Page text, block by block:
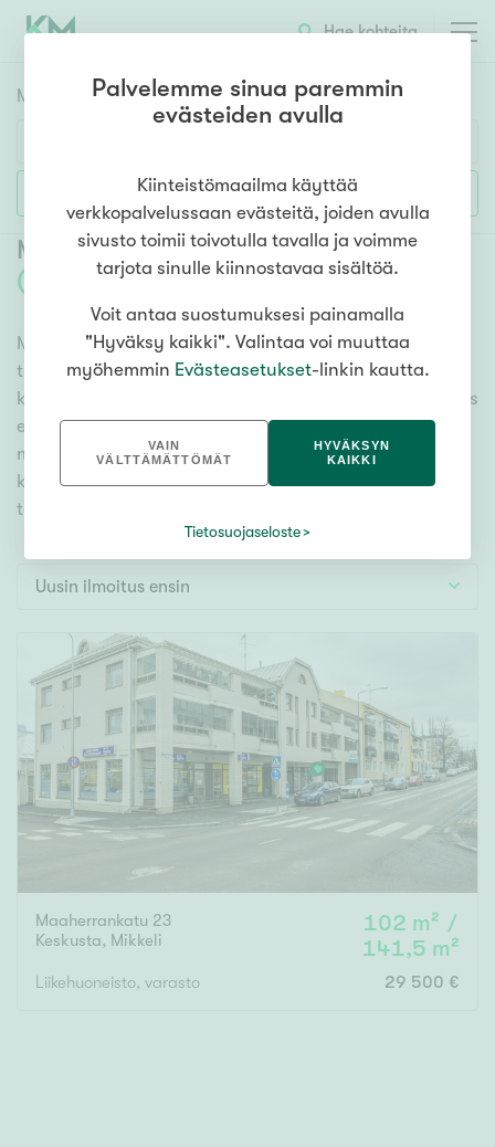
Hae kohteita
Myyntikohteet
Huoneluku
1h 2h 3h 4h 5h+
Asuntotyyppi
Kerros-/luhtitalo
Rivitalo/paritalo
Omakoti-/erillistalo
Maa- tai metsätila
Vapaa-ajan asunto
Muut
Hinta
000 000 €
Lisää hakuehtoja
Myytävät toimitilat Mikkeli Keskusta
(
Meiltä löydät myytävät toimitilat Mikkeli Keskusta, oli
tarpeesi mikä vain! Tuhansien kohteiden ja satojen
kiinteistönvälittäjien verkostomme auttaa sinua kenties
elämäsi tärkeimmässä päätöksessä. Katso alta kaikki
myytävät toimitilat Mikkeli Keskusta. Hyödynnä myös
kätevää hakutyökaluamme, jonka avulla löydät omien
toiveidesi mukaisen kodin.
Uusin ilmoitus ensin
Maaherrankatu 23
Keskusta, Mikkeli
102 m² /
141,5 m²
Liikehuoneisto, varasto 29 500 €
Palvelemme sinua paremmin
evästeiden avulla
Kiinteistömaailma käyttää
verkkopalvelussaan evästeitä, joiden avulla
sivusto toimii toivotulla tavalla ja voimme
tarjota sinulle kiinnostavaa sisältöä.
Voit antaa suostumuksesi painamalla
"Hyväksy kaikki". Valintaa voi muuttaa
myöhemmin Evästeasetukset-linkin kautta.
VAIN
VÄLTTÄMÄTTÖMÄT
HYVÄKSYN
KAIKKI
Tietosuojaseloste